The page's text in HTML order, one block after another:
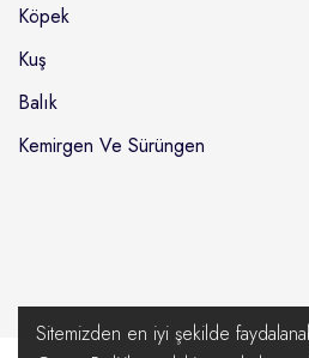
Köpek
Kuş
Balık
Kemirgen Ve Sürüngen
Sitemizden en iyi şekilde